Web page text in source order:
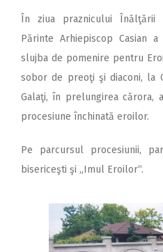
În ziua praznicului Înălţării
Părinte Arhiepiscop Casian
slujba de pomenire pentru
sobor de preoţi şi diaconi, la
Galaţi, în prelungirea cărora,
procesiune închinată eroilor.
Pe parcursul procesiunii,
bisericeşti şi „Imul Eroilor“.